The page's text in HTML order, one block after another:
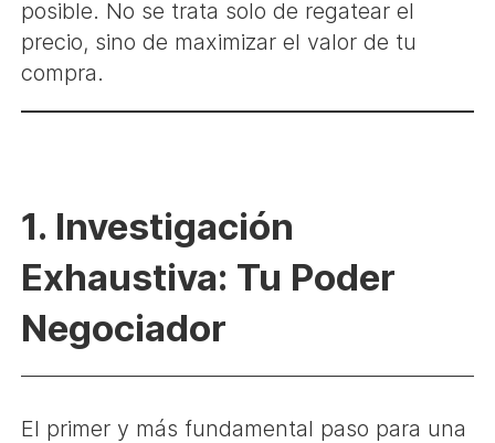
posible. No se trata solo de regatear el
precio, sino de maximizar el valor de tu
compra.
1. Investigación
Exhaustiva: Tu Poder
Negociador
El primer y más fundamental paso para una